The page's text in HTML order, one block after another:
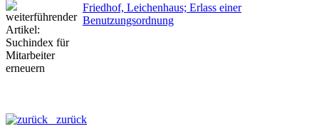
Friedhof, Leichenhaus; Erlass einer
Benutzungsordnung
zurück